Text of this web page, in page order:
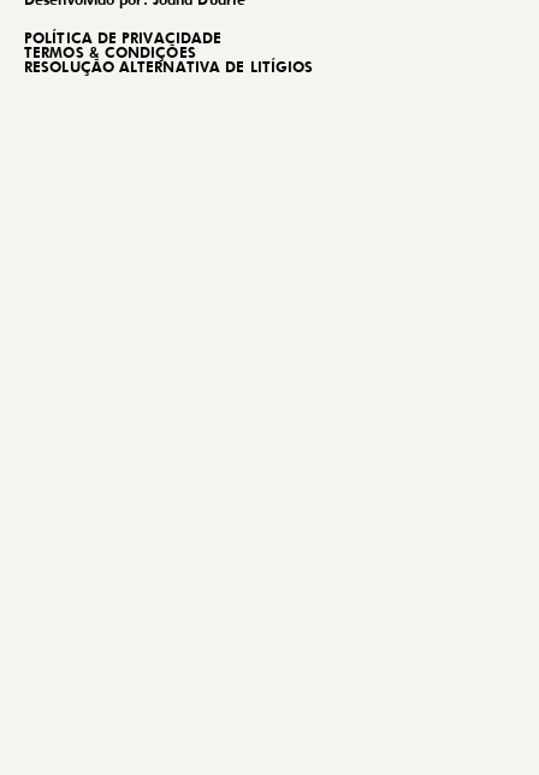
POLÍTICA DE PRIVACIDADE
TERMOS & CONDIÇÕES
RESOLUÇÃO ALTERNATIVA DE LITÍGIOS